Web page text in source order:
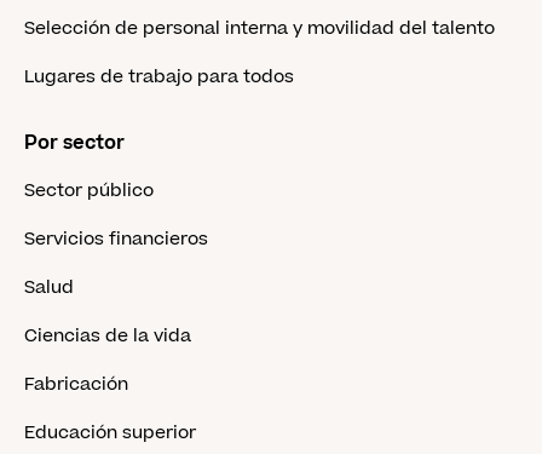
Selección de personal interna y movilidad del talento
Lugares de trabajo para todos
Por sector
Sector público
Servicios financieros
Salud
Ciencias de la vida
Fabricación
Educación superior